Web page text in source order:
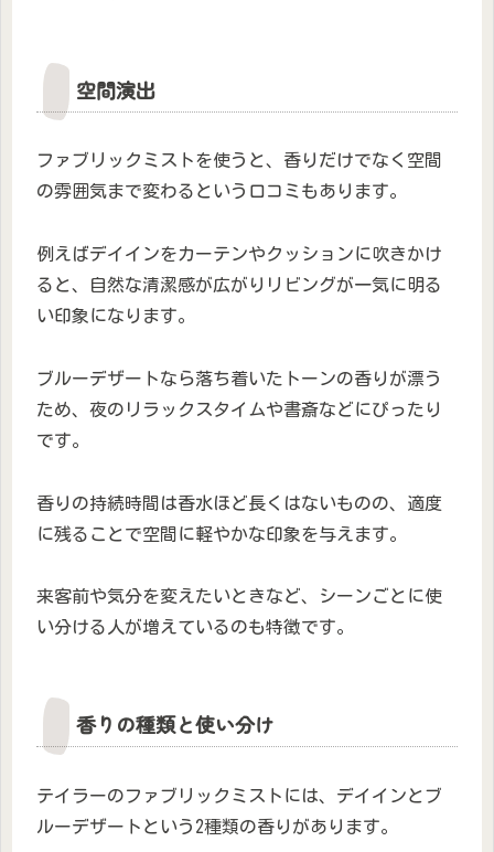
空間演出
ファブリックミストを使うと、香りだけでなく空間
の雰囲気まで変わるという口コミもあります。
例えばデイインをカーテンやクッションに吹きかけ
ると、自然な清潔感が広がりリビングが一気に明る
い印象になります。
ブルーデザートなら落ち着いたトーンの香りが漂う
ため、夜のリラックスタイムや書斎などにぴったり
です。
香りの持続時間は香水ほど長くはないものの、適度
に残ることで空間に軽やかな印象を与えます。
来客前や気分を変えたいときなど、シーンごとに使
い分ける人が増えているのも特徴です。
香りの種類と使い分け
テイラーのファブリックミストには、デイインとブ
ルーデザートという2種類の香りがあります。